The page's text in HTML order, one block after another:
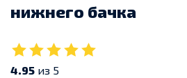
нижнего бачка
4.95 из 5